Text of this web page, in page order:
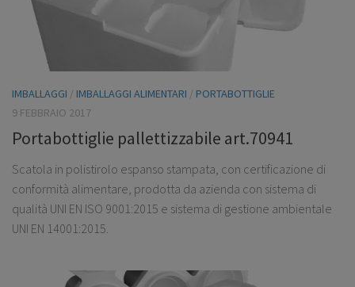
IMBALLAGGI / IMBALLAGGI ALIMENTARI / PORTABOTTIGLIE
9 FEBBRAIO 2017
Portabottiglie pallettizzabile art.70941
Scatola in polistirolo espanso stampata, con certificazione di
conformità alimentare, prodotta da azienda con sistema di
qualità UNI EN ISO 9001:2015 e sistema di gestione ambientale
UNI EN 14001:2015.